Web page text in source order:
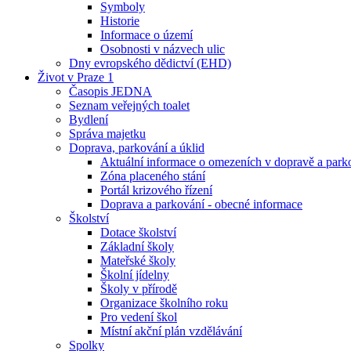
Symboly
Historie
Informace o území
Osobnosti v názvech ulic
Dny evropského dědictví (EHD)
Život v Praze 1
Časopis JEDNA
Seznam veřejných toalet
Bydlení
Správa majetku
Doprava, parkování a úklid
Aktuální informace o omezeních v dopravě a
Zóna placeného stání
Portál krizového řízení
Doprava a parkování - obecné informace
Školství
Dotace školství
Základní školy
Mateřské školy
Školní jídelny
Školy v přírodě
Organizace školního roku
Pro vedení škol
Místní akční plán vzdělávání
Spolky